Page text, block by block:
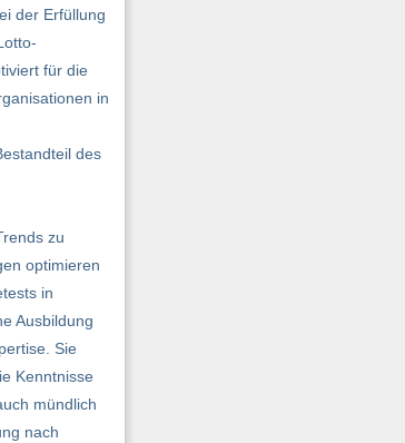
der Erfüllung
für die
in
des
zu
optimieren
in
Ausbildung
Sie
Kenntnisse
mündlich
nach